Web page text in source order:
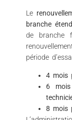
Le
branche
de branche
période
4 mois
6 mois
8 mois